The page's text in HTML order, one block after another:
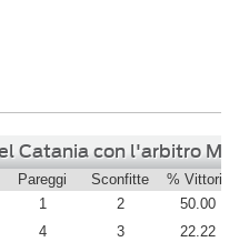
Catania con l'arbitro
Pareggi Sconfitte % Vittorie
1 2
50.00
4 3
22.22